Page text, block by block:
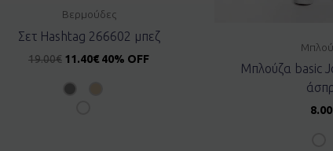
Βερμούδες
Σετ Hashtag 266602 μπεζ
19.00€ 11.40€ 40% OFF
Μπλούζα basic
8.00